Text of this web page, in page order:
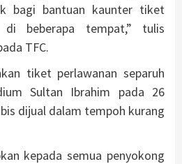
bagi bantuan kaunter tiket
beberapa tempat,” tulis
TFC.
tiket perlawanan separuh
Sultan Ibrahim pada 26
dijual dalam tempoh kurang
kepada semua penyokong